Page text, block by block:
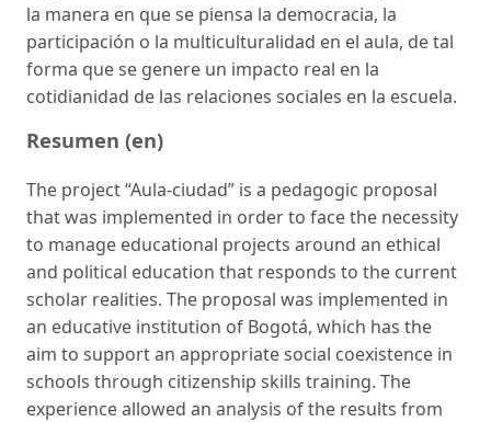
la manera en que se piensa la democracia, la
participación o la multiculturalidad en el aula, de tal
forma que se genere un impacto real en la
cotidianidad de las relaciones sociales en la escuela.
Resumen (en)
The project “Aula-ciudad” is a pedagogic proposal
that was implemented in order to face the necessity
to manage educational projects around an ethical
and political education that responds to the current
scholar realities. The proposal was implemented in
an educative institution of Bogotá, which has the
aim to support an appropriate social coexistence in
schools through citizenship skills training. The
experience allowed an analysis of the results from